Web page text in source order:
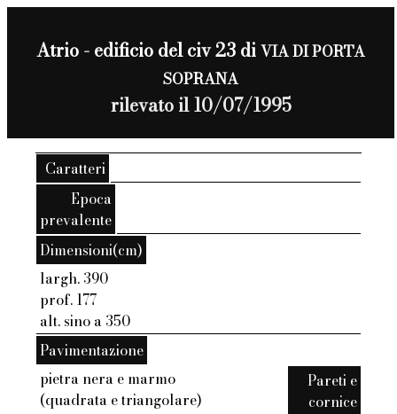
Atrio - edificio del civ 23 diVIA DI PORTA
SOPRANA
rilevato il 10/07/1995
Caratteri
Epoca
prevalente
Dimensioni(cm)
largh. 390
prof. 177
alt. sino a 350
Pavimentazione
pietra nera e marmo
(quadrata e triangolare)
Pareti e
cornice